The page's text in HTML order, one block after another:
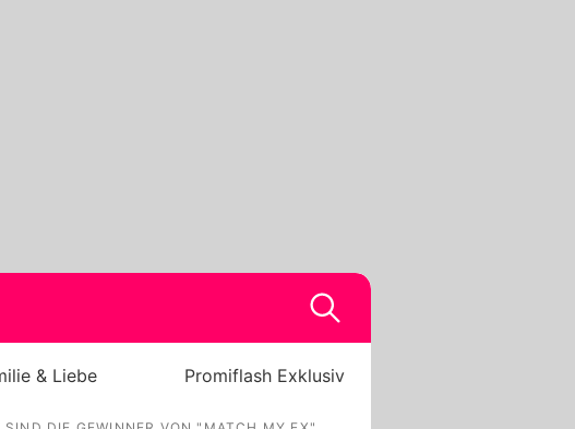
& Liebe Promiflash Exklusiv